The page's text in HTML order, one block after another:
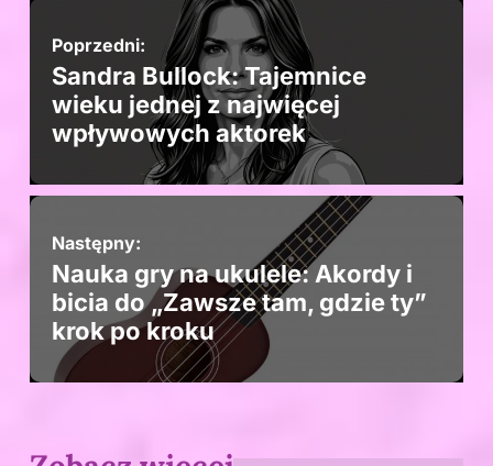
Poprzedni:
Sandra Bullock: Tajemnice
wieku jednej z najwięcej
wpływowych aktorek
Następny:
Nauka gry na ukulele: Akordy i
bicia do „Zawsze tam, gdzie ty”
krok po kroku